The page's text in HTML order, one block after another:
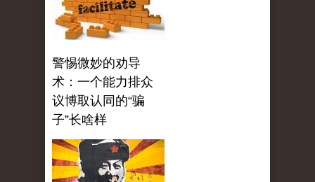
警惕微妙的劝导
术：一个能力排众
议博取认同的“骗
子”长啥样